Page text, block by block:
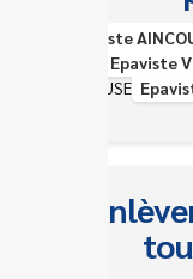
Epaviste
Epaviste
FRENEUSE